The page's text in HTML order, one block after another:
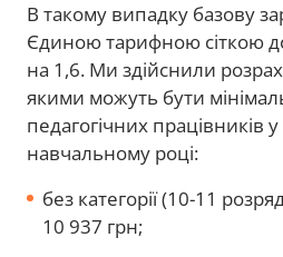
В такому випадку базову
Єдиною тарифною сіткою
на 1,6. Ми здійснили
якими можуть бути
педагогічних працівників
навчальному році:
без категорії (10-11
10 937 грн;